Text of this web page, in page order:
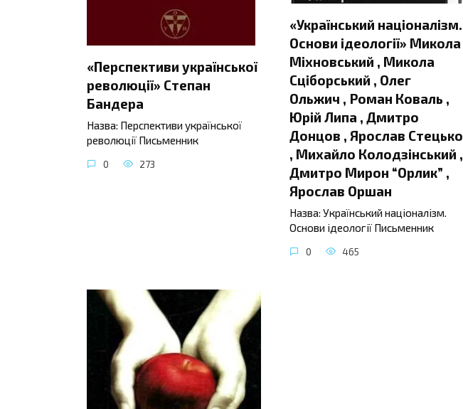
«Перспективи української
революції» Степан
Бандера
Назва: Перспективи української
революції Письменник
0 273
«Український націоналізм.
Основи ідеології» Микола
Міхновський , Микола
Сціборський , Олег
Ольжич , Роман Коваль ,
Юрій Липа , Дмитро
Донцов , Ярослав Стецько
, Михайло Колодзінський ,
Дмитро Мирон “Орлик” ,
Ярослав Оршан
Назва: Український націоналізм.
Основи ідеології Письменник
0 465